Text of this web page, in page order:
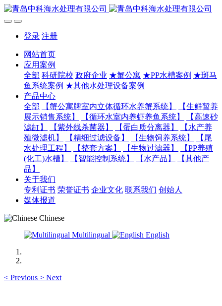
登录 注册
网站首页
应用案例
全部 科研院校 政府企业 ★蟹公寓 ★PP水槽案例 ★斑马
鱼系统案例 ★其他水处理设备案例
产品中心
全部
【蟹公寓牌室内立体循环水养蟹系统】
【生鲜暂养
展示销售系统】
【循环水室内养虾养鱼系统】
【高速砂
滤缸】
【紫外线杀菌器】 【蛋白质分离器】
【水产养
殖微滤机】
【精细过滤设备】 【生物饲养系统】
【尾
水处理工程】
【整套方案】 【生物过滤器】
【PP养殖
(化工)水槽】
【智能控制系统】 【水产品】
【其他产
品】
关于我们
专利证书 荣誉证书 企业文化 联系我们 创始人
媒体报道
Chinese
Multilingual
English
< Previous > Next